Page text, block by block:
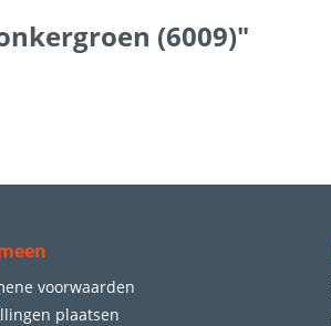
(6009)"
voorwaarden
plaatsen